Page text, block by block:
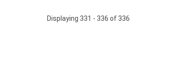
Displaying 331 - 336 of 336